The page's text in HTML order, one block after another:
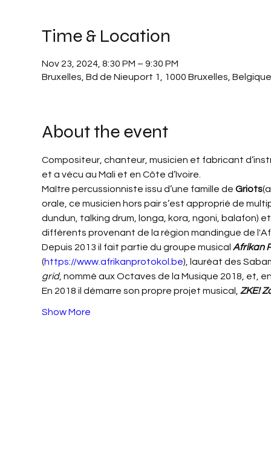
Time & Location
Nov 23, 2024, 8:30 PM – 9:30 PM
Bruxelles, Bd de Nieuport 1, 1000 Bruxelles, Belgique
About the event
Compositeur, chanteur, musicien et fabricant
et a vécu au Mali et en Côte d’Ivoire.
Maître percussionniste issu d’une famille de Griots
orale, ce musicien hors pair s’est approprié de
dundun, talking drum, longa, kora, ngoni, balafon)
différents provenant de la région mandingue de
Depuis 2013 il fait partie du groupe musical Afrikan
(https://www.afrikanprotokol.be), lauréat des
grid, nommé aux Octaves de la Musique 2018, et,
En 2018 il démarre son propre projet musical, ZKE!
Show More